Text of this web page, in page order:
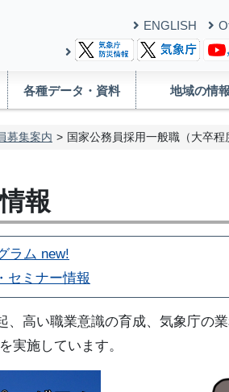
ENGLISH
各種データ・資料 地域の情報
募集案内 国家公務員採用一般職（大卒
報
ラム new!
セミナー情報
高い職業意識の育成、気象庁の
実施しています。